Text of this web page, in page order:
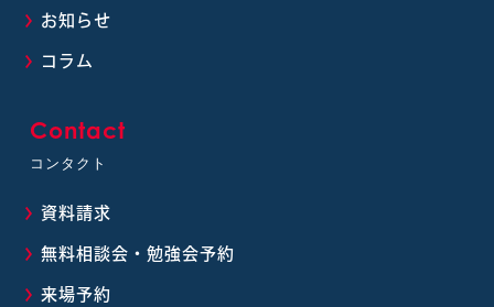
お知らせ
コラム
Contact
コンタクト
資料請求
無料相談会・勉強会予約
来場予約